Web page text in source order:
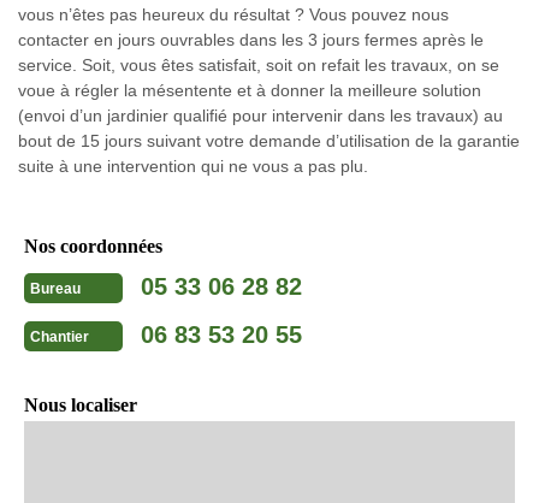
vous n’êtes pas heureux du résultat ? Vous pouvez nous
contacter en jours ouvrables dans les 3 jours fermes après le
service. Soit, vous êtes satisfait, soit on refait les travaux, on se
voue à régler la mésentente et à donner la meilleure solution
(envoi d’un jardinier qualifié pour intervenir dans les travaux) au
bout de 15 jours suivant votre demande d’utilisation de la garantie
suite à une intervention qui ne vous a pas plu.
Nos coordonnées
Bureau 05 33 06 28 82
Chantier 06 83 53 20 55
Nous localiser